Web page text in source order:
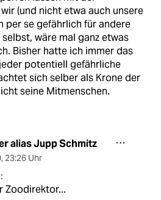
(und nicht etwa auch unsere
per se gefährlich für andere
wäre mal ganz etwas
Bisher hatte ich immer das
potentiell gefährliche
sich selber als Krone der
seine Mitmenschen.
alias Jupp Schmitz
, 23:26 Uhr
Zoodirektor...